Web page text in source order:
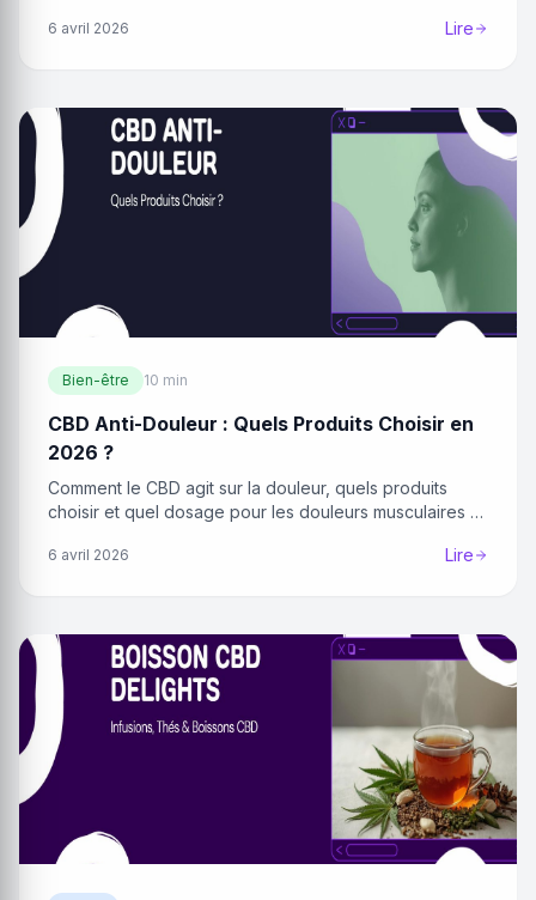
6 avril 2026 Lire
Bien-être 10 min
CBD Anti-Douleur : Quels Produits Choisir en
2026 ?
Comment le CBD agit sur la douleur, quels produits
choisir et quel dosage pour les douleurs musculaires et
6 avril 2026 Lire